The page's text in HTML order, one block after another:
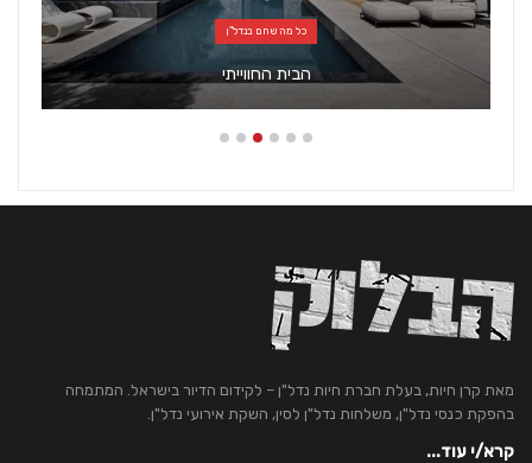
כל מה שחם בנדל"ן
הבית החווייתי
מאת קרן חיות, בעלת חברת חיות נדל"ן – לקידום הדיור בישראל. המתמחה
בהפקת כנסי נדל"ן, משלחות נדל"ן לסין, השקת אירועי נדל"ן.
קרא/י עוד...